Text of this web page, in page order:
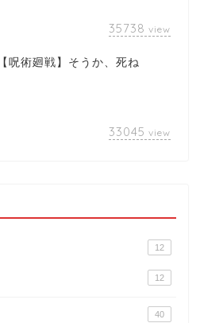
35738 view
【呪術廻戦】そうか、死ね
33045 view
12
12
40